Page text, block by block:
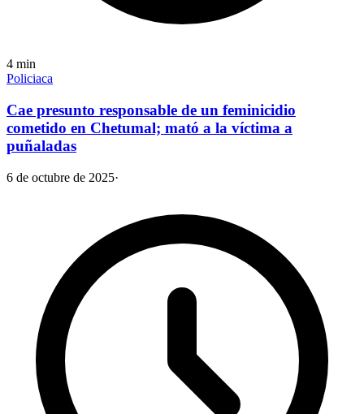
4 min
Policiaca
Cae presunto responsable de un feminicidio
cometido en Chetumal; mató a la víctima a
puñaladas
6 de octubre de 2025·